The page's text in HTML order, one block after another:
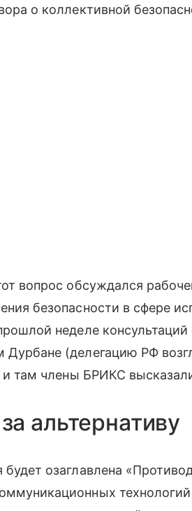
о коллективной
вопрос обсуждался
безопасности в сфере
неделе
(делегацию РФ
там члены БРИКС
альтернативу
озаглавлена